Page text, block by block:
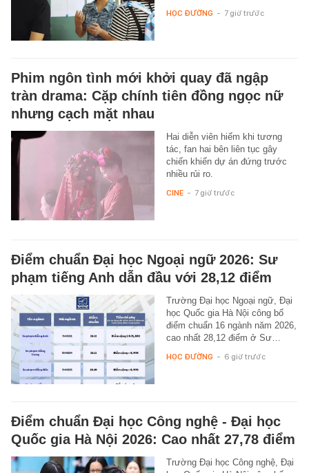
HỌC ĐƯỜNG - 7 giờ trước
Phim ngôn tình mới khởi quay đã ngập
tràn drama: Cặp chính tiên đồng ngọc nữ
nhưng cạch mặt nhau
Hai diễn viên hiếm khi tương
tác, fan hai bên liên tục gây
chiến khiến dự án đứng trước
nhiều rủi ro.
CINE - 7 giờ trước
Điểm chuẩn Đại học Ngoại ngữ 2026: Sư
phạm tiếng Anh dẫn đầu với 28,12 điểm
Trường Đại học Ngoại ngữ, Đại
học Quốc gia Hà Nội công bố
điểm chuẩn 16 ngành năm 2026,
cao nhất 28,12 điểm ở Sư…
HỌC ĐƯỜNG - 6 giờ trước
Điểm chuẩn Đại học Công nghệ - Đại học
Quốc gia Hà Nội 2026: Cao nhất 27,78 điểm
Trường Đại học Công nghệ, Đại